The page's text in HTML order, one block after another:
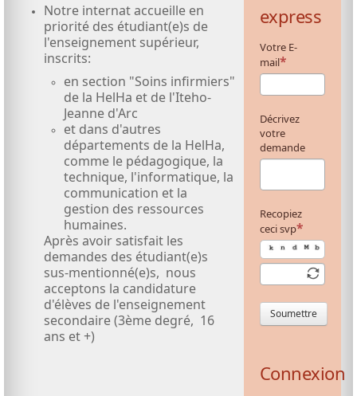
Notre internat accueille en
priorité des étudiant(e)s de
l'enseignement supérieur,
inscrits:
en section "Soins infirmiers"
de la HelHa et de l'Iteho-
Jeanne d'Arc
et dans d'autres
départements de la HelHa,
comme le pédagogique, la
technique, l'informatique, la
communication et la
gestion des ressources
humaines.
Après avoir satisfait les
demandes des étudiant(e)s
sus-mentionné(e)s, nous
acceptons la candidature
d'élèves de l'enseignement
secondaire (3ème degré, 16
ans et +)
express
Votre E-
mail
Décrivez
votre
demande
Recopiez
ceci svp
Soumettre
Connexion